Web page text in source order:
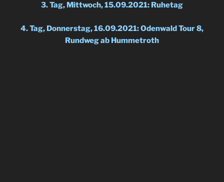
3. Tag, Mittwoch, 15.09.2021: Ruhetag
4. Tag, Donnerstag, 16.09.2021: Odenwald Tour 8,
Rundweg ab Hummetroth